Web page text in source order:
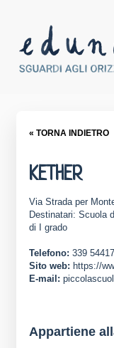
« TORNA INDIETRO
KETHER
Via Strada per
Destinatari: Scuola
di I grado
Telefono: 339
Sito web: https://
E-mail:
Appartiene